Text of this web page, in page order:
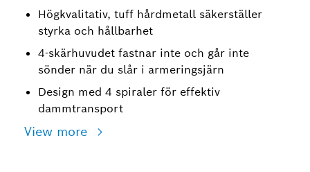
Högkvalitativ, tuff hårdmetall säkerställer
styrka och hållbarhet
4-skärhuvudet fastnar inte och går inte
sönder när du slår i armeringsjärn
Design med 4 spiraler för effektiv
dammtransport
View more